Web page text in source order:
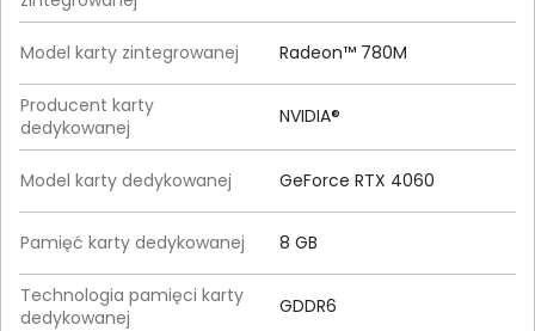
Model karty zintegrowanej Radeon™ 780M
Producent karty
dedykowanej
NVIDIA®
Model karty dedykowanej GeForce RTX 4060
Pamięć karty dedykowanej 8 GB
Technologia pamięci karty
dedykowanej
GDDR6